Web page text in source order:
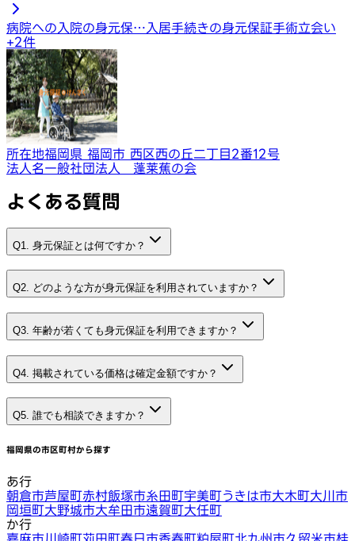
病院への入院の身元保… 入居手続きの身元保証手術立会い
+2件
所在地福岡県 福岡市 西区西の丘二丁目2番12号
法人名一般社団法人 蓬莱蕉の会
よくある質問
Q1. 身元保証とは何ですか？
Q2. どのような方が身元保証を利用されていますか？
Q3. 年齢が若くても身元保証を利用できますか？
Q4. 掲載されている価格は確定金額ですか？
Q5. 誰でも相談できますか？
福岡県の市区町村から探す
あ行
朝倉市芦屋町赤村飯塚市糸田町宇美町うきは市大木町大川市
岡垣町大野城市大牟田市遠賀町大任町
か行